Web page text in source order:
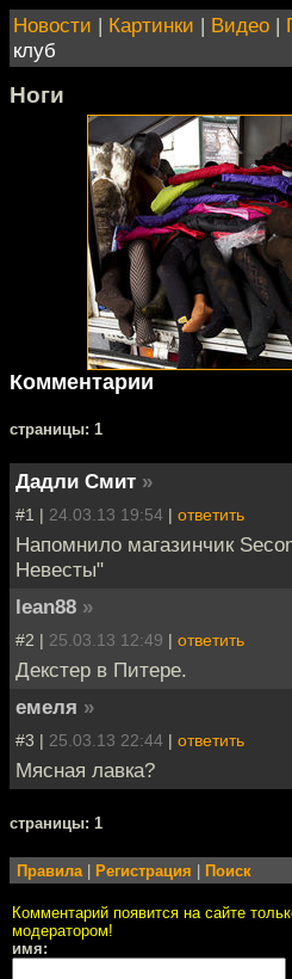
Новости | Картинки | Видео |
клуб
Ноги
Комментарии
cтраницы: 1
Дадли Смит »
#1 | 24.03.13 19:54 | ответить
Напомнило магазинчик
Невесты"
lean88 »
#2 | 25.03.13 12:49 | ответить
Декстер в Питере.
емеля »
#3 | 25.03.13 22:44 | ответить
Мясная лавка?
cтраницы: 1
Правила Регистрация Поиск
Комментарий появится на сайте
модератором!
имя: